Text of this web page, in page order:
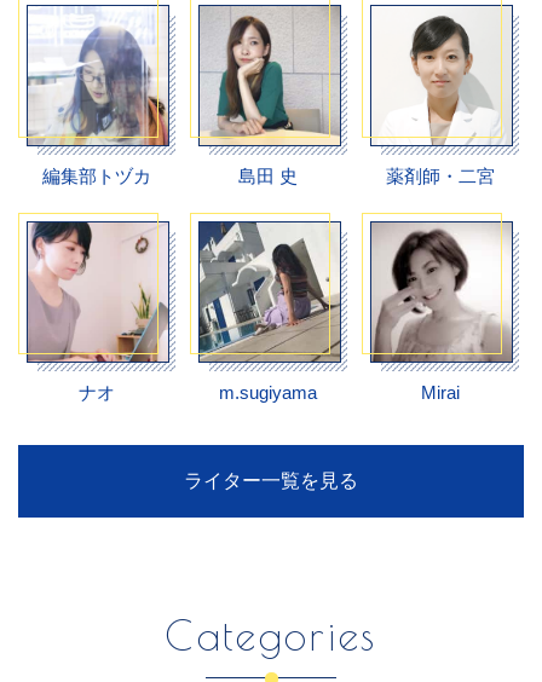
編集部トヅカ 島田 史 薬剤師・二宮
ナオ m.sugiyama Mirai
ライター一覧を見る
Categories